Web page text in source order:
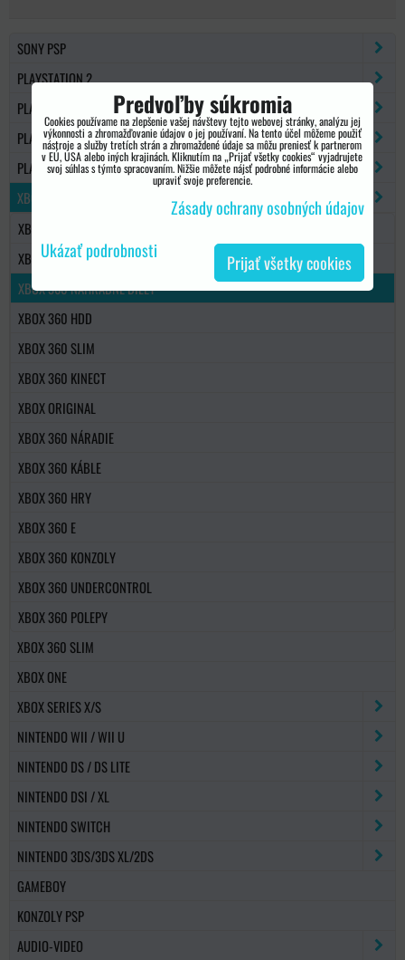
SONY PSP
PLAYSTATION 2
PLAYSTATION 3
PLAYSTATION 4
PLAYSTATION 5
XBOX 360
XBOX 360 OVLÁDAČE
XBOX 360 PŘÍSLUŠENSTVO
XBOX 360 NÁHRADNÉ DIELY
XBOX 360 HDD
XBOX 360 SLIM
XBOX 360 KINECT
XBOX ORIGINAL
XBOX 360 NÁRADIE
XBOX 360 KÁBLE
XBOX 360 HRY
XBOX 360 E
XBOX 360 KONZOLY
XBOX 360 UNDERCONTROL
XBOX 360 POLEPY
XBOX 360 SLIM
XBOX ONE
XBOX SERIES X/S
NINTENDO WII / WII U
NINTENDO DS / DS LITE
NINTENDO DSI / XL
NINTENDO SWITCH
NINTENDO 3DS/3DS XL/2DS
GAMEBOY
KONZOLY PSP
AUDIO-VIDEO
Predvoľby súkromia
Cookies používame na zlepšenie vašej návštevy tejto webovej stránky, analýzu jej
výkonnosti a zhromažďovanie údajov o jej používaní. Na tento účel môžeme použiť
nástroje a služby tretích strán a zhromaždené údaje sa môžu preniesť k partnerom
v EÚ, USA alebo iných krajinách. Kliknutím na „Prijať všetky cookies“ vyjadrujete
svoj súhlas s týmto spracovaním. Nižšie môžete nájsť podrobné informácie alebo
upraviť svoje preferencie.
Zásady ochrany osobných údajov
Ukázať podrobnosti
Prijať všetky cookies